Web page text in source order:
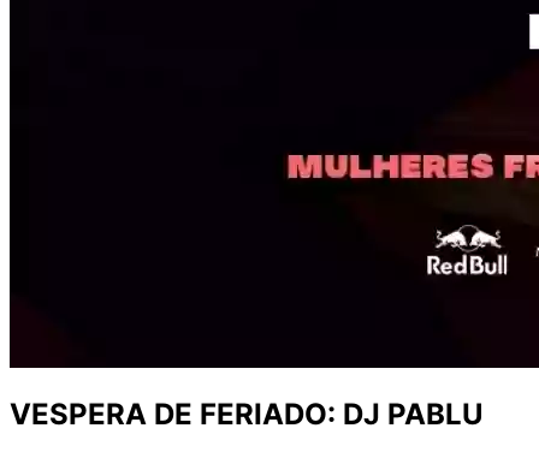
VESPERA DE FERIADO: DJ PABLU